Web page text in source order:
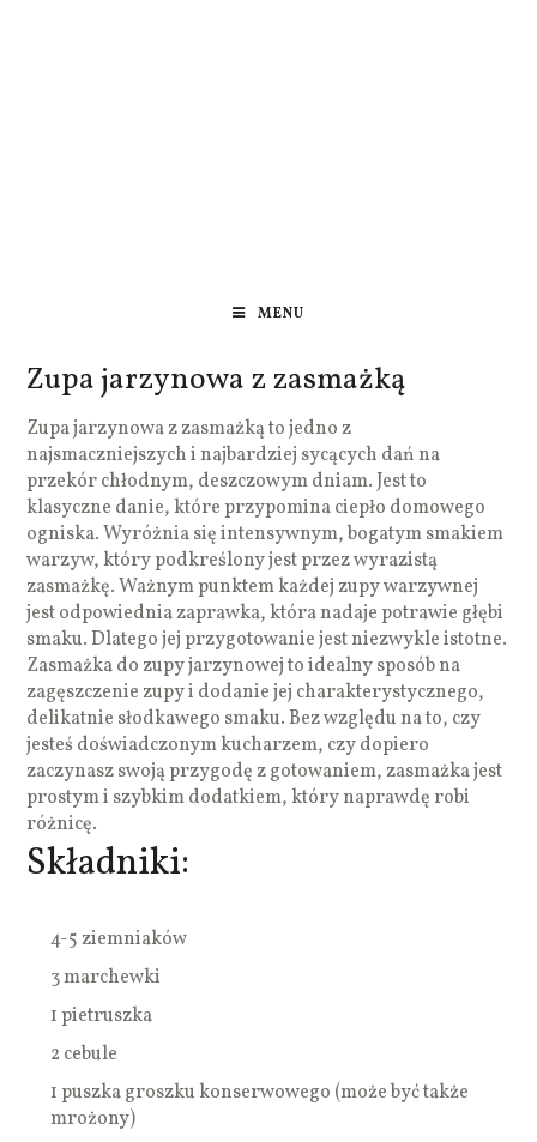
MENU
Zupa jarzynowa z zasmażką
Zupa jarzynowa z zasmażką to jedno z
najsmaczniejszych i najbardziej sycących dań na
przekór chłodnym, deszczowym dniam. Jest to
klasyczne danie, które przypomina ciepło domowego
ogniska. Wyróżnia się intensywnym, bogatym smakiem
warzyw, który podkreślony jest przez wyrazistą
zasmażkę. Ważnym punktem każdej zupy warzywnej
jest odpowiednia zaprawka, która nadaje potrawie głębi
smaku. Dlatego jej przygotowanie jest niezwykle istotne.
Zasmażka do zupy jarzynowej to idealny sposób na
zagęszczenie zupy i dodanie jej charakterystycznego,
delikatnie słodkawego smaku. Bez względu na to, czy
jesteś doświadczonym kucharzem, czy dopiero
zaczynasz swoją przygodę z gotowaniem, zasmażka jest
prostym i szybkim dodatkiem, który naprawdę robi
różnicę.
Składniki:
4-5 ziemniaków
3 marchewki
1 pietruszka
2 cebule
1 puszka groszku konserwowego (może być także
mrożony)